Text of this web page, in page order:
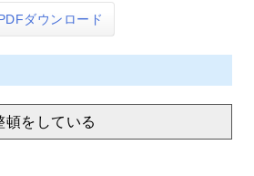
ダウンロード
頓をしている